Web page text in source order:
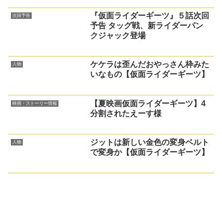
次回予告
『仮面ライダーギーツ』５話次回
予告 タッグ戦、新ライダーパン
クジャック登場
人物
ケケラは歪んだおやっさん枠みた
いなもの【仮面ライダーギーツ】
映画・ストーリー情報
【夏映画仮面ライダーギーツ】4
分割されたえーす様
人物
ジットは新しい金色の変身ベルト
で変身か【仮面ライダーギーツ】